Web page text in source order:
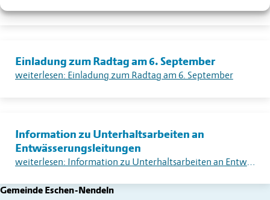
Einladung zum Radtag am 6. September
weiterlesen: Einladung zum Radtag am 6. September
Information zu Unterhaltsarbeiten an
Entwässerungsleitungen
weiterlesen: Information zu Unterhaltsarbeiten an Entwässerungsleitungen
Gemeinde Eschen-Nendeln